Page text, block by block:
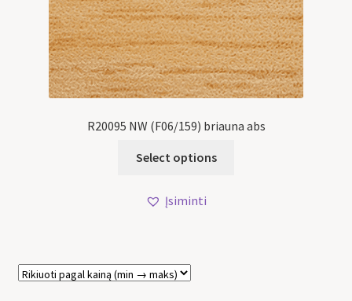
R20095 NW (F06/159) briauna abs
Select options
Įsiminti